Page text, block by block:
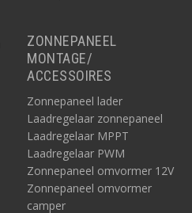
ZONNEPANEEL
MONTAGE/
ACCESSOIRES
Zonnepaneel lader
Laadregelaar zonnepaneel
Laadregelaar MPPT
Laadregelaar PWM
Zonnepaneel omvormer 12V
Zonnepaneel omvormer
camper